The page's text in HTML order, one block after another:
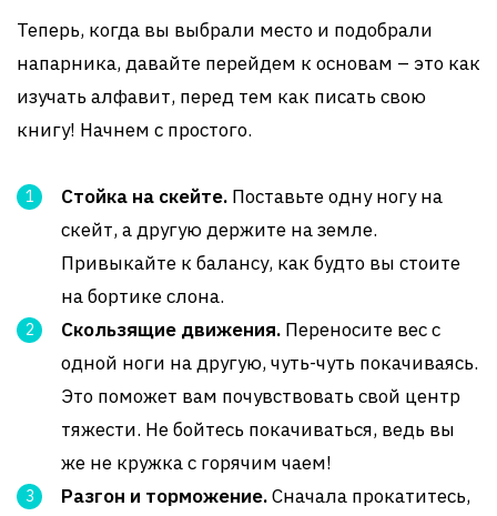
Теперь, когда вы выбрали место и подобрали
напарника, давайте перейдем к основам – это как
изучать алфавит, перед тем как писать свою
книгу! Начнем с простого.
Стойка на скейте. Поставьте одну ногу на
скейт, а другую держите на земле.
Привыкайте к балансу, как будто вы стоите
на бортике слона.
Скользящие движения. Переносите вес с
одной ноги на другую, чуть-чуть покачиваясь.
Это поможет вам почувствовать свой центр
тяжести. Не бойтесь покачиваться, ведь вы
же не кружка с горячим чаем!
Разгон и торможение.Сначала прокатитесь,